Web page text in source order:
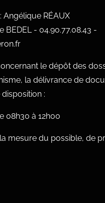
RÉAUX
BEDEL - 04.90.77.08.43 -
le dépôt des
la délivrance de
:
08h30 à 12h00
mesure du possible, de